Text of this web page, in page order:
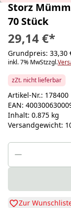
Storz
70 Stück
29,14 €*
Grundpreis: 33,30
inkl. 7% MwStzzgl.
zZt. nicht lieferbar
Artikel-Nr.: 178400
EAN:
Inhalt: 0.875 kg
Versandgewicht:
Zur